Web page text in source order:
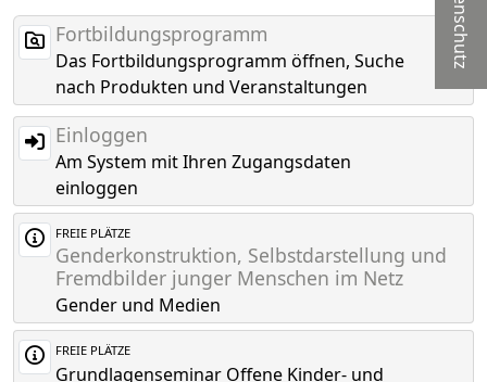
Fortbildungsprogramm
Das Fortbildungsprogramm öffnen, Suche
nach Produkten und Veranstaltungen
Einloggen
Am System mit Ihren Zugangsdaten
einloggen
FREIE PLÄTZE
Genderkonstruktion, Selbstdarstellung und
Fremdbilder junger Menschen im Netz
Gender und Medien
FREIE PLÄTZE
Grundlagenseminar Offene Kinder- und